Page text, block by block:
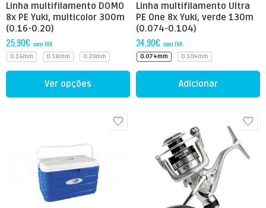
Linha multifilamento DOMO
8x PE Yuki, multicolor 300m
(0.16-0.20)
25,90€ com IVA
0.16mm 0.18mm 0.20mm
Ver opções
Linha multifilamento Ultra
PE One 8x Yuki, verde 130m
(0.074-0.104)
34,90€ com IVA
0.074mm 0.104mm
Adicionar